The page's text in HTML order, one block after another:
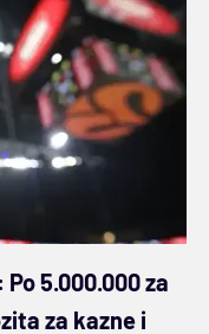
5.000.000 za
za kazne i